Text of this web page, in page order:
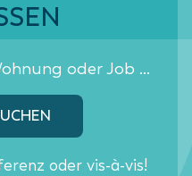
oder Job ...
oder vis-à-vis!